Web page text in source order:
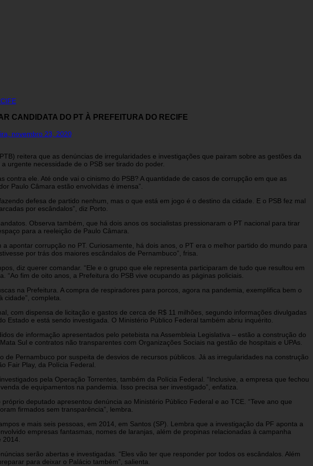
CANDIDATA DO PT À PREFEITURA DO RECIFE
novembro 23, 2020
reitera que as denúncias de irregularidades e investigações que pairam sobre as gestões da
urgente necessidade de o PSB ser tirado do poder.
ele. Até onde vai o cinismo do PSB? A quantidade de casos de corrupção em que as
Paulo Câmara estão envolvidas é imensa”.
defesa de partido nenhum, mas o que está em jogo é o destino da cidade. E o PSB fez mal
por escândalos”, diz Porto.
Observa também, que há dois anos os socialistas pressionaram o PT nacional para tirar
para a reeleição de Paulo Câmara.
apontar corrupção no PT. Curiosamente, há dois anos, o PT era o melhor partido do mundo para
por trás dos maiores escândalos de Pernambuco”, frisa.
diz querer comandar. “Ele e o grupo que ele representa participaram de tudo que resultou em
fim de oito anos, a Prefeitura do PSB vive ocupando as páginas policiais.
na Prefeitura. A compra de respiradores para porcos, agora na pandemia, exemplifica bem o
cidade”, completa.
com dispensa de licitação e gastos de cerca de R$ 11 milhões, segundo informações divulgadas
e está sendo investigada. O Ministério Público Federal também abriu inquérito.
de informação apresentados pelo petebista na Assembleia Legislativa – estão a construção do
Sul e contratos não transparentes com Organizações Sociais na gestão de hospitais e UPAs.
Pernambuco por suspeita de desvios de recursos públicos. Já as irregularidades na construção
Fair Play, da Polícia Federal.
pela Operação Torrentes, também da Polícia Federal. “Inclusive, a empresa que fechou
de equipamentos na pandemia. Isso precisa ser investigado”, enfatiza.
deputado apresentou denúncia ao Ministério Público Federal e ao TCE. “Teve ano que
firmados sem transparência”, lembra.
e mais seis pessoas, em 2014, em Santos (SP). Lembra que a investigação da PF aponta a
empresas fantasmas, nomes de laranjas, além de propinas relacionadas à campanha
serão abertas e investigadas. “Eles vão ter que responder por todos os escândalos. Além
para deixar o Palácio também”, salienta.